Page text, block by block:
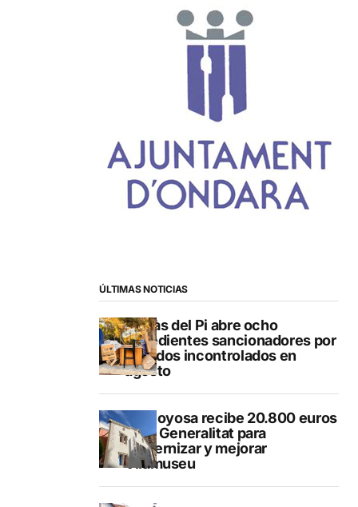
ÚLTIMAS NOTICIAS
L’Alfàs del Pi abre ocho
expedientes sancionadores por
vertidos incontrolados en
agosto
Villajoyosa recibe 20.800 euros
de la Generalitat para
modernizar y mejorar
Vilamuseu